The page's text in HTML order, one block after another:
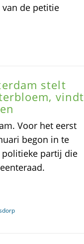
de petitie
stelt
vindt
Voor het eerst
begon in te
politieke partij die